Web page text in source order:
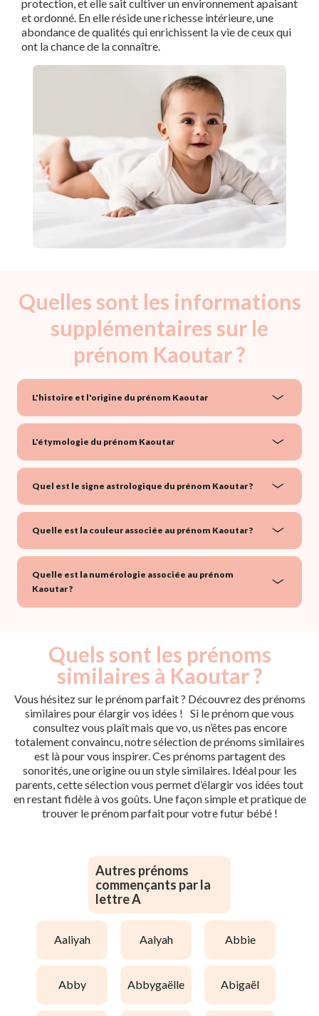
protection, et elle sait cultiver un environnement apaisant
et ordonné. En elle réside une richesse intérieure, une
abondance de qualités qui enrichissent la vie de ceux qui
ont la chance de la connaître.
Quelles sont les informations
supplémentaires sur le
prénom Kaoutar ?
L'histoire et l'origine du prénom Kaoutar
L'étymologie du prénom Kaoutar
Quel est le signe astrologique du prénom Kaoutar ?
Quelle est la couleur associée au prénom Kaoutar ?
Quelle est la numérologie associée au prénom
Kaoutar ?
Quels sont les prénoms
similaires à Kaoutar ?
Vous hésitez sur le prénom parfait ? Découvrez des prénoms
similaires pour élargir vos idées ! Si le prénom que vous
consultez vous plaît mais que vo, us n’êtes pas encore
totalement convaincu, notre sélection de prénoms similaires
est là pour vous inspirer. Ces prénoms partagent des
sonorités, une origine ou un style similaires. Idéal pour les
parents, cette sélection vous permet d’élargir vos idées tout
en restant fidèle à vos goûts. Une façon simple et pratique de
trouver le prénom parfait pour votre futur bébé !
Autres prénoms
commençants par la
lettre A
aaliyah aalyah abbie
abby abbygaëlle abigaël